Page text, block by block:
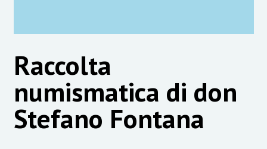
Raccolta
numismatica di don
Stefano Fontana